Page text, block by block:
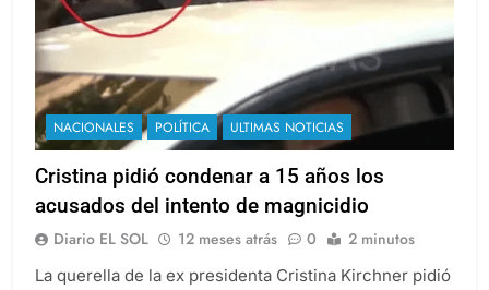
NACIONALES POLÍTICA ULTIMAS NOTICIAS
Cristina pidió condenar a 15 años los
acusados del intento de magnicidio
Diario EL SOL 12 meses atrás 0 2 minutos
La querella de la ex presidenta Cristina Kirchner pidió